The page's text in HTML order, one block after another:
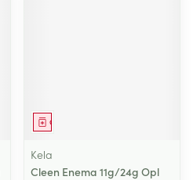
Geneesmiddel
Kela
Cleen Enema 11g/24g Opl